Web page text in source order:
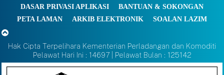
DASAR PRIVASI APLIKASI
BANTUAN & SOKONGAN
PETA LAMAN
ARKIB ELEKTRONIK SOALAN LAZIM
Hak Cipta Terpelihara Kementerian Perladangan dan Komoditi
Pelawat Hari Ini : 14697 | Pelawat Bulan : 125142